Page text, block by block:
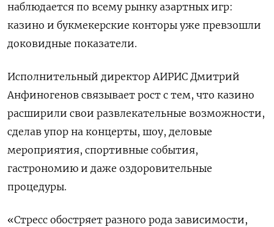
наблюдается по всему рынку азартных игр:
казино и букмекерские конторы уже превзошли
доковидные показатели.
Исполнительный директор АИРИС Дмитрий
Анфиногенов связывает рост с тем, что казино
расширили свои развлекательные возможности,
сделав упор на концерты, шоу, деловые
мероприятия, спортивные события,
гастрономию и даже оздоровительные
процедуры.
«Стресс обостряет разного рода зависимости,